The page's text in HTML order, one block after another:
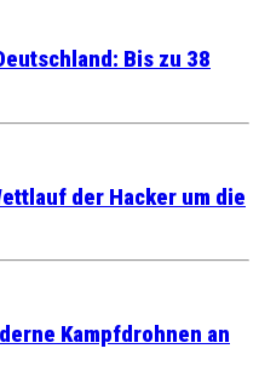
Bis zu 38
der Hacker um die
Kampfdrohnen an